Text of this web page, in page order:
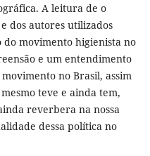
A leitura de o
dos autores utilizados
do movimento higienista no
e um entendimento
no Brasil, assim
teve e ainda tem,
reverbera na nossa
dessa política no